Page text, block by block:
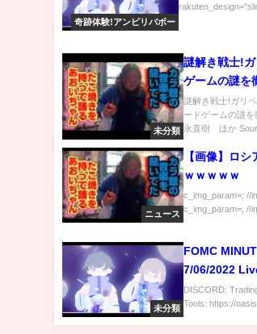
奇跡体験!アンビリバボー
未分類
謎解き戦士!
ゲームの謎
謎解き戦士!ガリ
ードゲームの謎
永直樹 ほか
ニュース
【画像】ロ
ｗｗｗｗｗ
c_img_param=; //
c_img_param=; //
未分類
FOMC
7/06/2022
DISCORD:
Tools: https://